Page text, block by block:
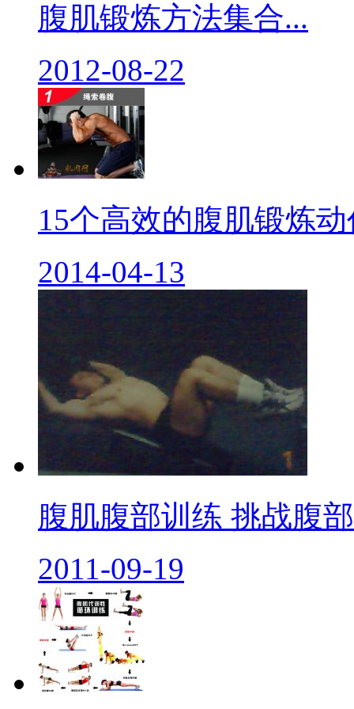
腹肌锻炼方法集合...
2012-08-22
15个高效的腹肌锻炼动
2014-04-13
腹肌腹部训练 挑战腹
2011-09-19